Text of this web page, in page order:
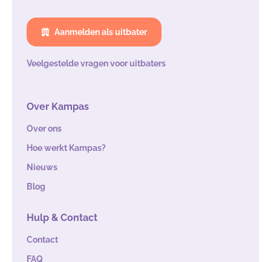
Aanmelden als uitbater
Veelgestelde vragen voor uitbaters
Over Kampas
Over ons
Hoe werkt Kampas?
Nieuws
Blog
Hulp & Contact
Contact
FAQ